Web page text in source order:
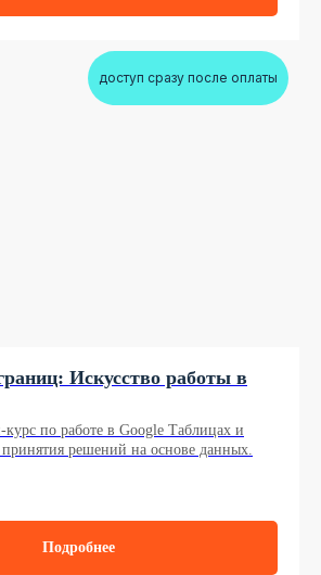
доступ сразу после оплаты
Искусство работы в
по работе в Google Таблицах и
решений на основе данных.
Подробнее